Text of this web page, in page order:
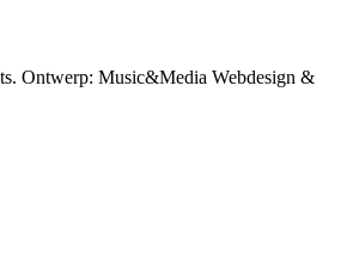
Ontwerp: Music&Media Webdesign &